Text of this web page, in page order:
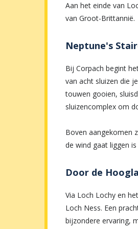
Aan het einde van
van Groot-Brittannië.
Neptune's
Bij Corpach begint
van acht sluizen die
touwen gooien,
sluizencomplex om
Boven aangekomen
de wind gaat liggen
Door de
Via Loch Lochy en
Loch Ness. Een
bijzondere ervaring,